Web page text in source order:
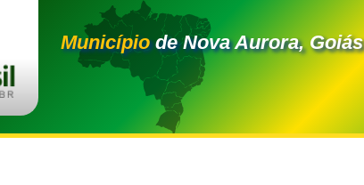
Municípiode Nova Aurora, Goiás